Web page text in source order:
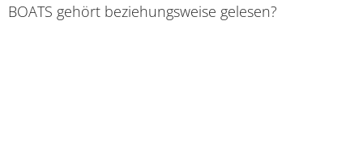
BOATS gehört beziehungsweise gelesen?